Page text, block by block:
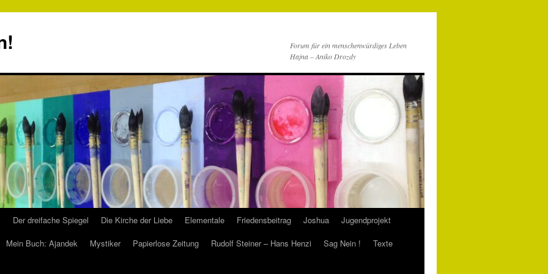
Forum für ein menschenwürdiges Leben
Hajna – Aniko Drozdy
Der dreifache Spiegel Die Kirche der Liebe Elementale Friedensbeitrag Joshua
Jugendprojekt
Mein Buch: Ajandek Mystiker Papierlose Zeitung Rudolf Steiner – Hans Henzi Sag Nein !
Texte